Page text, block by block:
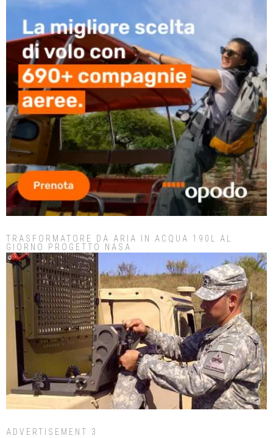
TRASFORMATORE DA ARIA IN ACQUA 190L AL
GIORNO PROGETTO NASA
ADVERTISEMENT 3